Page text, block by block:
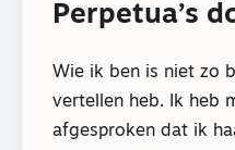
Perpetua’s
Wie ik ben is niet zo
vertellen heb. Ik heb
afgesproken dat ik